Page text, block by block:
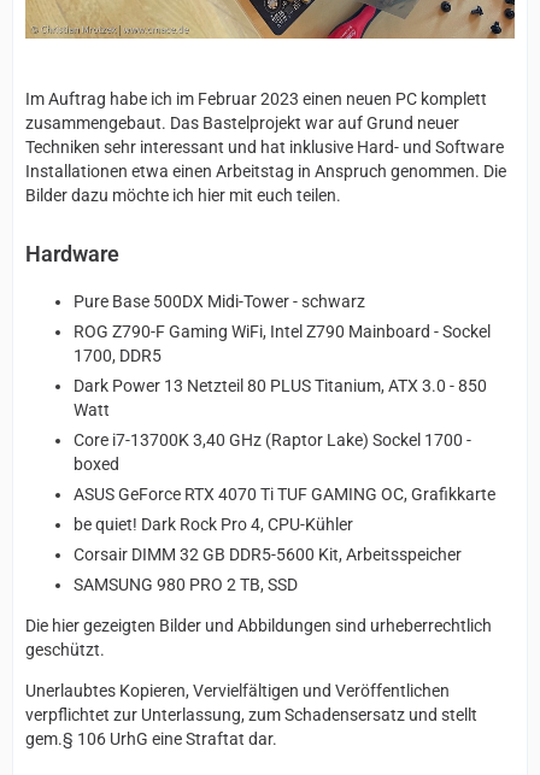
Im Auftrag habe ich im Februar 2023 einen neuen PC komplett
zusammengebaut. Das Bastelprojekt war auf Grund neuer
Techniken sehr interessant und hat inklusive Hard- und Software
Installationen etwa einen Arbeitstag in Anspruch genommen. Die
Bilder dazu möchte ich hier mit euch teilen.
Hardware
Pure Base 500DX Midi-Tower - schwarz
ROG Z790-F Gaming WiFi, Intel Z790 Mainboard - Sockel
1700, DDR5
Dark Power 13 Netzteil 80 PLUS Titanium, ATX 3.0 - 850
Watt
Core i7-13700K 3,40 GHz (Raptor Lake) Sockel 1700 -
boxed
ASUS GeForce RTX 4070 Ti TUF GAMING OC, Grafikkarte
be quiet! Dark Rock Pro 4, CPU-Kühler
Corsair DIMM 32 GB DDR5-5600 Kit, Arbeitsspeicher
SAMSUNG 980 PRO 2 TB, SSD
Die hier gezeigten Bilder und Abbildungen sind urheberrechtlich
geschützt.
Unerlaubtes Kopieren, Vervielfältigen und Veröffentlichen
verpflichtet zur Unterlassung, zum Schadensersatz und stellt
gem.§ 106 UrhG eine Straftat dar.